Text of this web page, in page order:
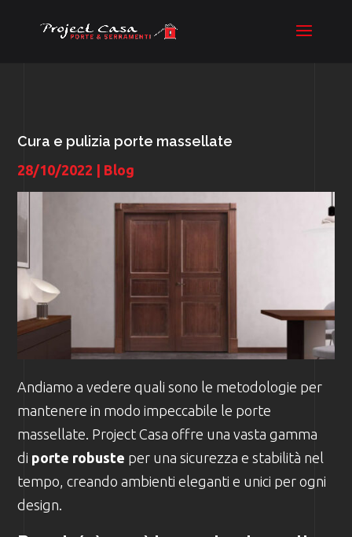
Cura e pulizia porte massellate
28/10/2022 Blog
Andiamo a vedere quali sono le metodologie per
mantenere in modo impeccabile le porte
massellate. Project Casa offre una vasta gamma
di porte robuste per una sicurezza e stabilità nel
tempo, creando ambienti eleganti e unici per ogni
design.